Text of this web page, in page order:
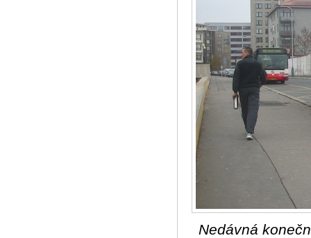
Nedávná